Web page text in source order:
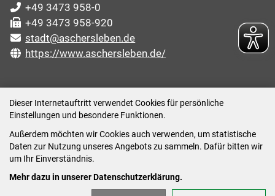
Dieser Internetauftritt verwendet Cookies für persönliche
Einstellungen und besondere Funktionen.
Außerdem möchten wir Cookies auch verwenden, um statistische
Daten zur Nutzung unseres Angebots zu sammeln. Dafür bitten wir
um Ihr Einverständnis.
Mehr dazu in unserer Datenschutzerklärung.
+49 3473 958-0
+49 3473 958-920
stadt@aschersleben.de
https://www.aschersleben.de/
Montag: 09:00-12:00 /14:00-15:00 Uhr
Dienstag: 09:00-12:00 /14:00-16:00 Uhr
Mittwoch: 09:00 - 12:00 Uhr (nach vorheriger
Donnerstag: 09:00-12:00 /14:00-18:00 Uhr